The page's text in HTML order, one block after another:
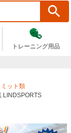
トレーニング用品
ット類
LINDSPORTS